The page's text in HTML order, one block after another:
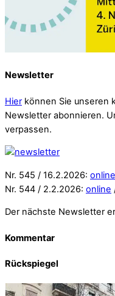
Newsletter
Hier können Sie unseren
Newsletter abonnieren.
verpassen.
Nr. 545 / 16.2.2026: online
Nr. 544 / 2.2.2026: online
Der nächste Newsletter
Kommentar
Rückspiegel